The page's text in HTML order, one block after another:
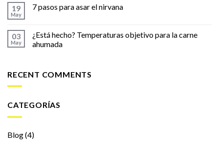
19
May
7 pasos para asar el nirvana
03
May
¿Está hecho? Temperaturas objetivo para la carne
ahumada
RECENT COMMENTS
CATEGORÍAS
Blog(4)